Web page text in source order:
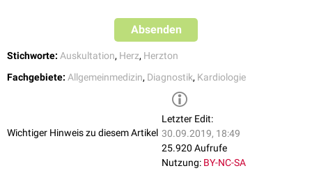
atrioventrikulärer Überleitung
abgeschwächter erster Herzton: bei Kontraktilitätsschwäche (z.B.
Herzinsuffizienz
), arterieller Hypotonie
wechselnd lauter erster Herzton: beiHerzrhythmusstörungen
AV-BlockII° mit wechselnd langer AV-
Absenden
Stichworte: Auskultation, Herz, Herzton
Fachgebiete: Allgemeinmedizin, Diagnostik, Kardiologie
Wichtiger Hinweis zu diesem Artikel
Letzter Edit:
30.09.2019, 18:49
25.920 Aufrufe
Nutzung: BY-NC-SA